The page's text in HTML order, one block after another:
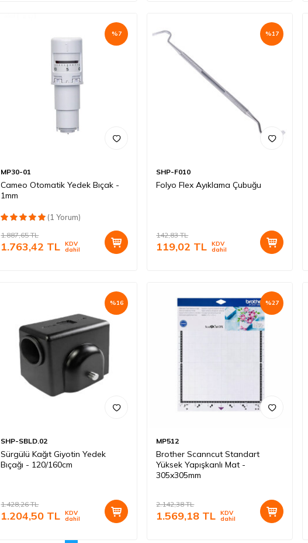
%7
MP30-01
Cameo Otomatik Yedek Bıçak -
1mm
(1 Yorum)
1.887,65TL
1.763,42 TL KDV
dahil
%17
SHP-F010
Folyo Flex Ayıklama Çubuğu
142,83TL
119,02 TL KDV
dahil
%16
SHP-SBLD.02
Sürgülü Kağıt Giyotin Yedek
Bıçağı - 120/160cm
1.428,26TL
1.204,50 TL KDV
dahil
%27
MP512
Brother Scanncut Standart
Yüksek Yapışkanlı Mat -
305x305mm
2.142,38TL
1.569,18 TL KDV
dahil